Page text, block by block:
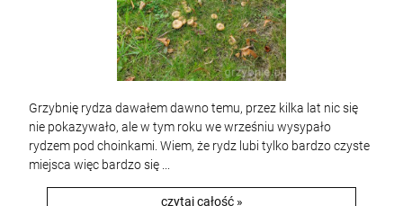
Grzybnię rydza dawałem dawno temu, przez kilka lat nic się
nie pokazywało, ale w tym roku we wrześniu wysypało
rydzem pod choinkami. Wiem, że rydz lubi tylko bardzo czyste
miejsca więc bardzo się ...
czytaj całość »